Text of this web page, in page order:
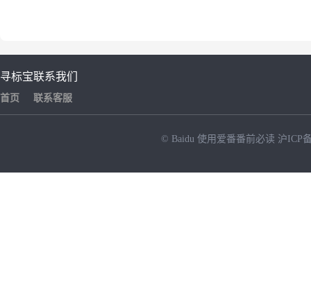
寻标宝
首页
联系我们
联系客服
© Baidu 使用爱番番前必读 沪ICP